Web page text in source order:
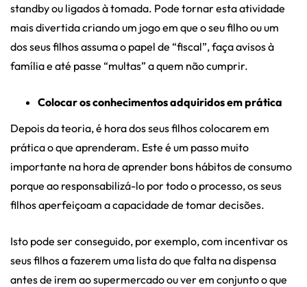
standby ou ligados à tomada. Pode tornar esta atividade
mais divertida criando um jogo em que o seu filho ou um
dos seus filhos assuma o papel de “fiscal”, faça avisos à
família e até passe “multas” a quem não cumprir.
Colocar os conhecimentos adquiridos em prática
Depois da teoria, é hora dos seus filhos colocarem em
prática o que aprenderam. Este é um passo muito
importante na hora de aprender bons hábitos de consumo
porque ao responsabilizá-lo por todo o processo, os seus
filhos aperfeiçoam a capacidade de tomar decisões.
Isto pode ser conseguido, por exemplo, com incentivar os
seus filhos a fazerem uma lista do que falta na dispensa
antes de irem ao supermercado ou ver em conjunto o que